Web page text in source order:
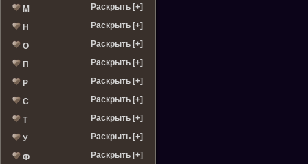
М Раскрыть [+]
Н Раскрыть [+]
О Раскрыть [+]
П Раскрыть [+]
Р Раскрыть [+]
С Раскрыть [+]
Т Раскрыть [+]
У Раскрыть [+]
Ф Раскрыть [+]